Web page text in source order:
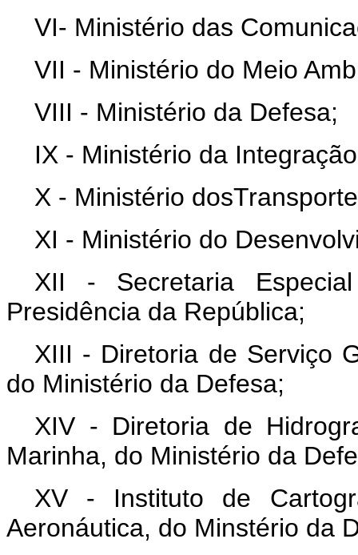
VI- Ministério das
VII - Ministério do Meio
VIII - Ministério da Defesa;
IX - Ministério da
X - Ministério
XI - Ministério do
XII - Secretaria
Presidência da República;
XIII - Diretoria de Serviço
do Ministério da Defesa;
XIV - Diretoria de
Marinha, do Ministério da
XV - Instituto de
Aeronáutica, do Minstério da